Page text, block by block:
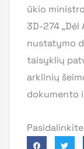
ūkio
3D-274
nustatymo
taisyklių
arklinių
dokumento